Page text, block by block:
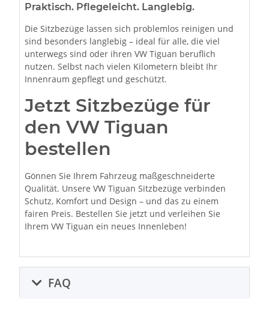
Praktisch. Pflegeleicht. Langlebig.
Die Sitzbezüge lassen sich problemlos reinigen und
sind besonders langlebig – ideal für alle, die viel
unterwegs sind oder ihren VW Tiguan beruflich
nutzen. Selbst nach vielen Kilometern bleibt Ihr
Innenraum gepflegt und geschützt.
Jetzt Sitzbezüge für
den VW Tiguan
bestellen
Gönnen Sie Ihrem Fahrzeug maßgeschneiderte
Qualität. Unsere VW Tiguan Sitzbezüge verbinden
Schutz, Komfort und Design – und das zu einem
fairen Preis. Bestellen Sie jetzt und verleihen Sie
Ihrem VW Tiguan ein neues Innenleben!
FAQ